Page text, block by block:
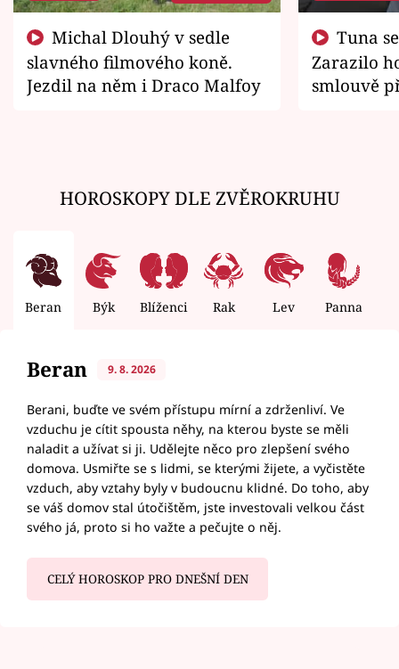
slavného filmového koně.
Jezdil na něm i Draco Malfoy
Zarazilo
smlouvě
HOROSKOPY DLE ZVĚROKRUHU
Beran Býk Blíženci Rak Lev Panna
Beran 9. 8. 2026
Berani, buďte ve svém přístupu mírní a zdrženliví. Ve
vzduchu je cítit spousta něhy, na kterou byste se měli
naladit a užívat si ji. Udělejte něco pro zlepšení svého
domova. Usmiřte se s lidmi, se kterými žijete, a vyčistěte
vzduch, aby vztahy byly v budoucnu klidné. Do toho, aby
se váš domov stal útočištěm, jste investovali velkou část
svého já, proto si ho važte a pečujte o něj.
CELÝ HOROSKOP PRO DNEŠNÍ DEN